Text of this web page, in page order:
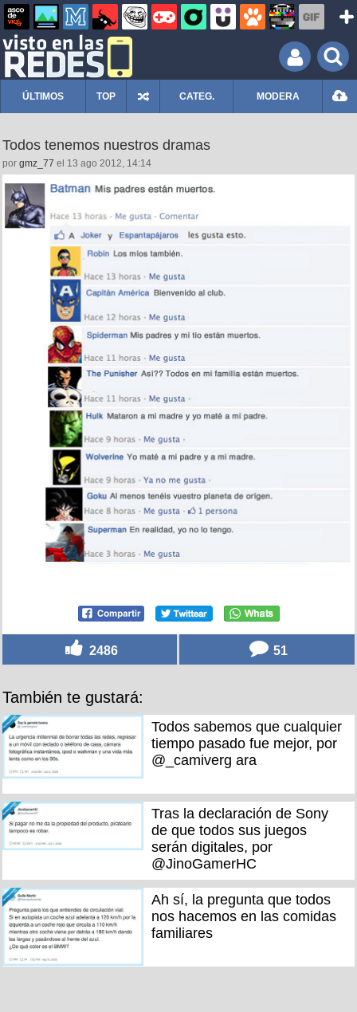
ÚLTIMOS TOP CATEG. MODERA
Todos tenemos nuestros dramas
por gmz_77 el 13 ago 2012, 14:14
2486 51
También te gustará:
Todos sabemos que cualquier
tiempo pasado fue mejor, por
@_camiverg ara
Tras la declaración de Sony
de que todos sus juegos
serán digitales, por
@JinoGamerHC
Ah sí, la pregunta que todos
nos hacemos en las comidas
familiares